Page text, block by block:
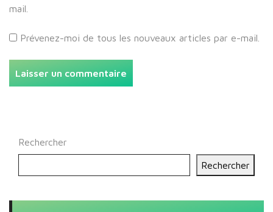
mail.
Prévenez-moi de tous les nouveaux articles par e-mail.
Rechercher
Rechercher